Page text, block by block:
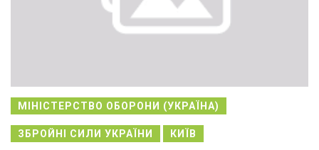
МІНІСТЕРСТВО ОБОРОНИ (УКРАЇНА)
ЗБРОЙНІ СИЛИ УКРАЇНИ КИЇВ